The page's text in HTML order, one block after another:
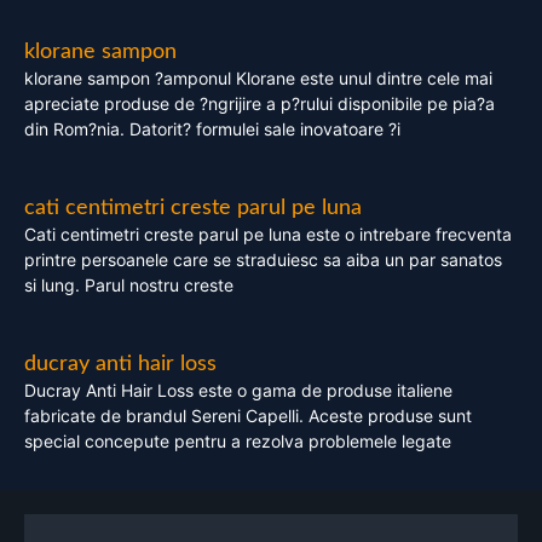
klorane sampon
klorane sampon ?amponul Klorane este unul dintre cele mai
apreciate produse de ?ngrijire a p?rului disponibile pe pia?a
din Rom?nia. Datorit? formulei sale inovatoare ?i
cati centimetri creste parul pe luna
Cati centimetri creste parul pe luna este o intrebare frecventa
printre persoanele care se straduiesc sa aiba un par sanatos
si lung. Parul nostru creste
ducray anti hair loss
Ducray Anti Hair Loss este o gama de produse italiene
fabricate de brandul Sereni Capelli. Aceste produse sunt
special concepute pentru a rezolva problemele legate